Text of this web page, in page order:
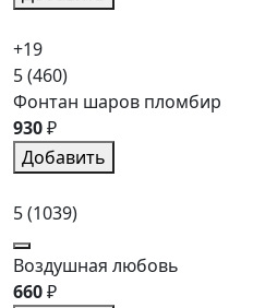
+19
5(460)
Фонтан шаров пломбир
930₽
Добавить
5(1039)
Воздушная любовь
660₽